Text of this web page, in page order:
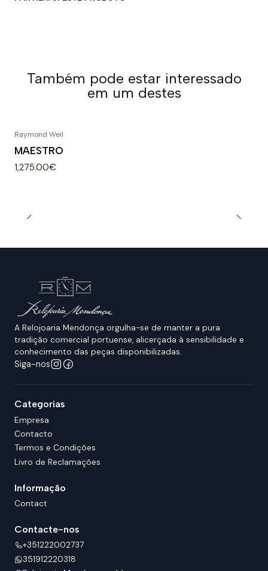
Também pode estar interessado
em um destes
Raymond Weil
MAESTRO
1,275.00€
A Relojoaria Mendonça orgulha-se de manter a pura
tradição comercial portuense, alicerçada à sensibilidade e
conhecimento das peças disponibilizadas.
Siga-nos
Categorias
Empresa
Contacto
Termos e Condições
Livro de Reclamações
Informação
Contact
Contacte-nos
+351222002737
351912220318